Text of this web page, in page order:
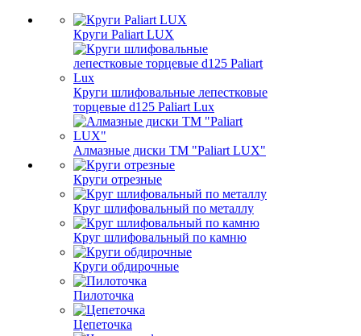
Круги Paliart LUX
Круги шлифовальные лепестковые
торцевые d125 Paliart Lux
Алмазные диски ТМ "Paliart LUX"
Круги отрезные
Круг шлифовальный по металлу
Круг шлифовальный по камню
Круги обдирочные
Пилоточка
Цепеточка